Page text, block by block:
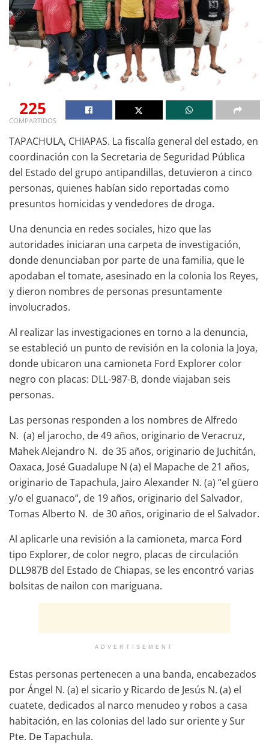
225
COMPARTIDOS
TAPACHULA, CHIAPAS. La fiscalía general del estado, en
coordinación con la Secretaria de Seguridad Pública
del Estado del grupo antipandillas, detuvieron a cinco
personas, quienes habían sido reportadas como
presuntos homicidas y vendedores de droga.
Una denuncia en redes sociales, hizo que las
autoridades iniciaran una carpeta de investigación,
donde denunciaban por parte de una familia, que le
apodaban el tomate, asesinado en la colonia los Reyes,
y dieron nombres de personas presuntamente
involucrados.
Al realizar las investigaciones en torno a la denuncia,
se estableció un punto de revisión en la colonia la Joya,
donde ubicaron una camioneta Ford Explorer color
negro con placas: DLL-987-B, donde viajaban seis
personas.
Las personas responden a los nombres de Alfredo
N. (a) el jarocho, de 49 años, originario de Veracruz,
Mahek Alejandro N. de 35 años, originario de Juchitán,
Oaxaca, José Guadalupe N (a) el Mapache de 21 años,
originario de Tapachula, Jairo Alexander N. (a) “el güero
y/o el guanaco”, de 19 años, originario del Salvador,
Tomas Alberto N. de 30 años, originario de el Salvador.
Al aplicarle una revisión a la camioneta, marca Ford
tipo Explorer, de color negro, placas de circulación
DLL987B del Estado de Chiapas, se les encontró varias
bolsitas de nailon con mariguana.
ADVERTISEMENT
Estas personas pertenecen a una banda, encabezados
por Ángel N. (a) el sicario y Ricardo de Jesús N. (a) el
cuatete, dedicados al narco menudeo y robos a casa
habitación, en las colonias del lado sur oriente y Sur
Pte. De Tapachula.